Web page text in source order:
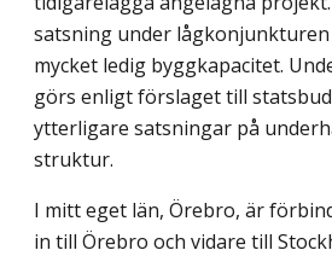
satsning under
mycket ledig byggkapacitet.
görs enligt förslaget till
ytterligare satsningar på
struktur.
I mitt eget län, Örebro, är
in till Örebro och vidare till